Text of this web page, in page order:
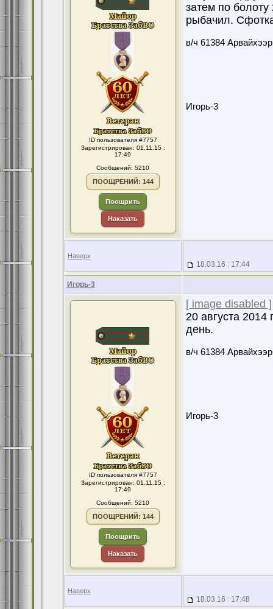
ID пользователя #7757
Зарегистрирован: 01.11.15 :
17:49
Сообщений: 5210
ПООЩРЕНИЙ: 144
Поощрить
Наказать
затем по
рыбачил.
в/ч 61384
Игорь-3
Наверх
18.03.16 : 17:44
Игорь-3
ID пользователя #7757
Зарегистрирован: 01.11.15 :
17:49
Сообщений: 5210
ПООЩРЕНИЙ: 144
Поощрить
Наказать
[ image disabled ]
20 августа
день.
в/ч 61384
Игорь-3
Наверх
18.03.16 : 17:48